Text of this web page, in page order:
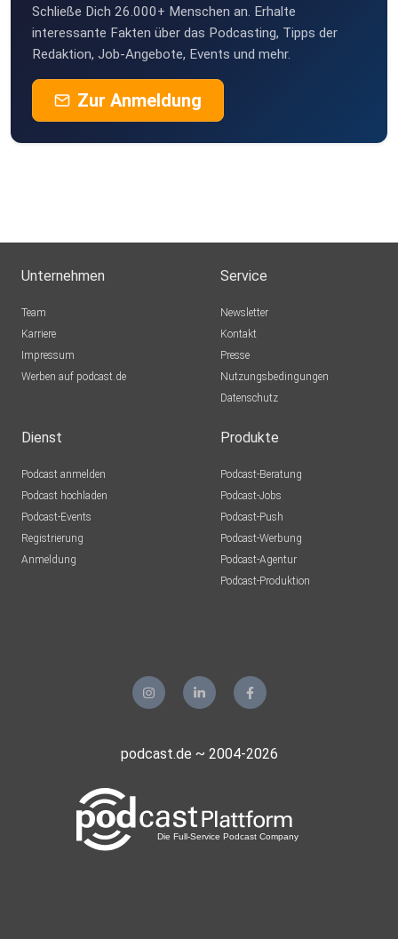
Schließe Dich 26.000+ Menschen an. Erhalte
interessante Fakten über das Podcasting, Tipps der
Redaktion, Job-Angebote, Events und mehr.
Zur Anmeldung
Unternehmen
Team
Karriere
Impressum
Werben auf podcast.de
Service
Newsletter
Kontakt
Presse
Nutzungsbedingungen
Datenschutz
Dienst
Podcast anmelden
Podcast hochladen
Podcast-Events
Registrierung
Anmeldung
Produkte
Podcast-Beratung
Podcast-Jobs
Podcast-Push
Podcast-Werbung
Podcast-Agentur
Podcast-Produktion
podcast.de ~ 2004-2026